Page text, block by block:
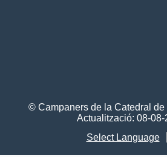
© Campaners de la Catedral de
Actualització: 08-08-
Select Language